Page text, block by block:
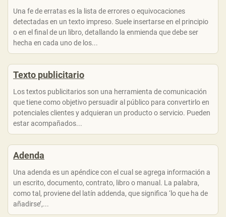
Una fe de erratas es la lista de errores o equivocaciones
detectadas en un texto impreso. Suele insertarse en el principio
o en el final de un libro, detallando la enmienda que debe ser
hecha en cada uno de los...
Texto publicitario
Los textos publicitarios son una herramienta de comunicación
que tiene como objetivo persuadir al público para convertirlo en
potenciales clientes y adquieran un producto o servicio. Pueden
estar acompañados...
Adenda
Una adenda es un apéndice con el cual se agrega información a
un escrito, documento, contrato, libro o manual. La palabra,
como tal, proviene del latín addenda, que significa ‘lo que ha de
añadirse’,...